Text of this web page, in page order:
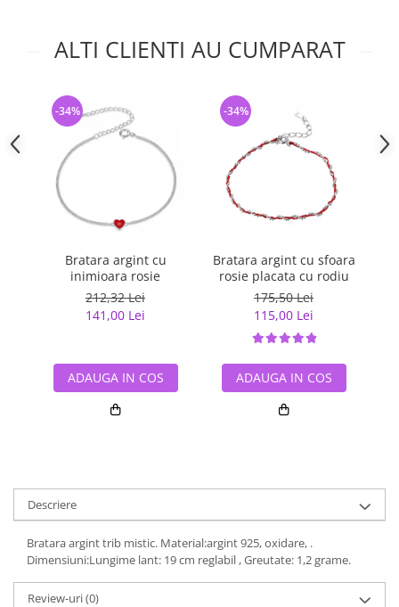
ALTI CLIENTI AU CUMPARAT
Bratara argint cu
inimioara rosie
212,32 Lei
141,00 Lei
-34%
ADAUGA IN COS
Bratara argint cu sfoara
rosie placata cu rodiu
175,50 Lei
115,00 Lei
-34%
ADAUGA IN COS
Descriere
Bratara argint trib mistic. Material:argint 925, oxidare, .
Dimensiuni:Lungime lant: 19 cm reglabil , Greutate: 1,2 grame.
Review-uri(0)